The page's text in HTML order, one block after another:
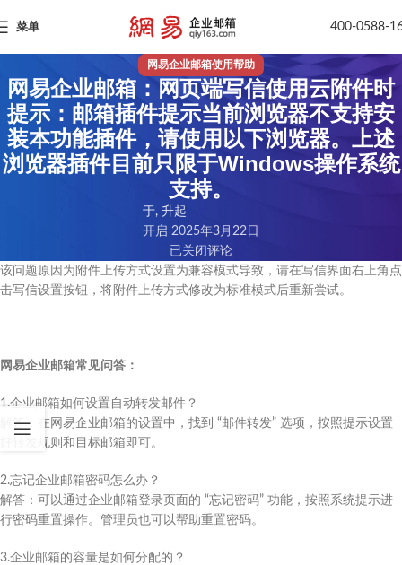
菜单 400-0588-
网易企业邮箱使用帮助
网易企业邮箱：网页端写信使用云附件时
提示：邮箱插件提示当前浏览器不支持安
装本功能插件，请使用以下浏览器。上述
浏览器插件目前只限于Windows操作系统
支持。
于, 升起
开启 2025年3月22日
已关闭评论
该问题原因为附件上传方式设置为兼容模式导致，请在写信界面右上角点
击写信设置按钮，将附件上传方式修改为标准模式后重新尝试。
网易企业邮箱常见问答：
1.企业邮箱如何设置自动转发邮件？​
解答：在网易企业邮箱的设置中，找到 “邮件转发” 选项，按照提示设置
好转发规则和目标邮箱即可。​
2.忘记企业邮箱密码怎么办？​
解答：可以通过企业邮箱登录页面的 “忘记密码” 功能，按照系统提示进
行密码重置操作。管理员也可以帮助重置密码。​
3.企业邮箱的容量是如何分配的？​